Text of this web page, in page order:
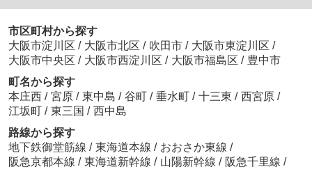
市区町村から探す
大阪市淀川区 / 大阪市北区 / 吹田市 / 大阪市東淀川区 /
大阪市中央区 / 大阪市西淀川区 / 大阪市福島区 / 豊中市
町名から探す
本庄西 / 宮原 / 東中島 / 谷町 / 垂水町 / 十三東 / 西宮原 /
江坂町 / 東三国 / 西中島
路線から探す
地下鉄御堂筋線 / 東海道本線 / おおさか東線 /
阪急京都本線 / 東海道新幹線 / 山陽新幹線 / 阪急千里線 /